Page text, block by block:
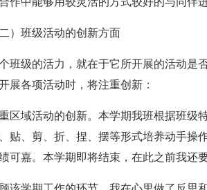
二）班级活动的创新方面
班级的活力，就在于它所开展的活动是
展各项活动时，将注重创新：
区域活动的创新。本学期我班根据班级
贴、剪、折、捏、摆等形式培养动手操
可嘉。本学期即将结束，在此之前我还